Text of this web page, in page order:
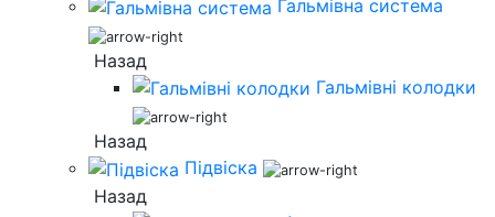
Гальмівна система
Назад
Гальмівні колодки
Назад
Підвіска
Назад